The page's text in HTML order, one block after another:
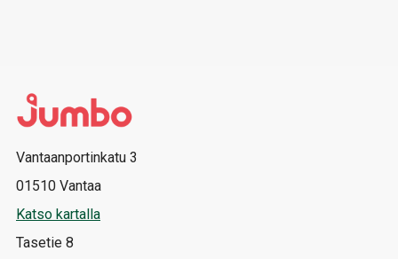
Vantaanportinkatu 3
01510 Vantaa
Katso kartalla
Tasetie 8